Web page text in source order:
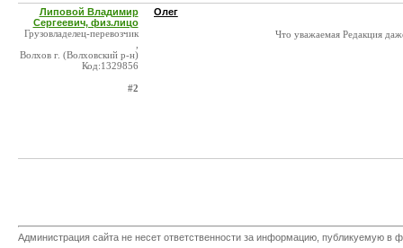
Липовой Владимир
Сергеевич, физ.лицо
Грузовладелец-перевозчик
Волхов г. (Волховский р-н)
Код:1329856
#2
Олег
Что уважаемая Редакция
Администрация сайта не несет ответственности за информацию, публикуемую